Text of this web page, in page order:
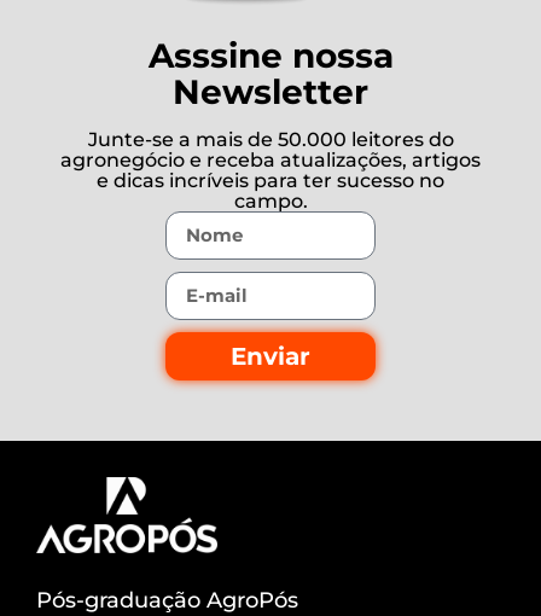
Asssine nossa
Newsletter
Junte-se a mais de 50.000 leitores do
agronegócio e receba atualizações, artigos
e dicas incríveis para ter sucesso no
campo.
Enviar
Pós-graduação AgroPós